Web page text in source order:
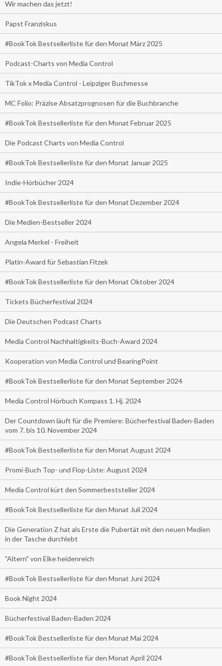
Wir machen das jetzt!
Papst Franziskus
#BookTok Bestsellerliste für den Monat März 2025
Podcast-Charts von Media Control
TikTok x Media Control - Leipziger Buchmesse
MC Folio: Präzise Absatzprognosen für die Buchbranche
#BookTok Bestsellerliste für den Monat Februar 2025
Die Podcast Charts von Media Control
#BookTok Bestsellerliste für den Monat Januar 2025
Indie-Hörbücher 2024
#BookTok Bestsellerliste für den Monat Dezember 2024
Die Medien-Bestseller 2024
Angela Merkel - Freiheit
Platin-Award für Sebastian Fitzek
#BookTok Bestsellerliste für den Monat Oktober 2024
Tickets Bücherfestival 2024
Die Deutschen Podcast Charts
Media Control Nachhaltigkeits-Buch-Award 2024
Kooperation von Media Control und BearingPoint
#BookTok Bestsellerliste für den Monat September 2024
Media Control Hörbuch Kompass 1. Hj. 2024
Der Countdown läuft für die Premiere: Bücherfestival Baden-Baden
vom 7. bis 10. November 2024
#BookTok Bestsellerliste für den Monat August 2024
Promi-Buch Top- und Flop-Liste: August 2024
Media Control kürt den Sommerbeststeller 2024
#BookTok Bestsellerliste für den Monat Juli 2024
Die Generation Z hat als Erste die Pubertät mit den neuen Medien
in der Tasche durchlebt
"Altern" von Elke heidenreich
#BookTok Bestsellerliste für den Monat Juni 2024
Book Night 2024
Bücherfestival Baden-Baden 2024
#BookTok Bestsellerliste für den Monat Mai 2024
#BookTok Bestsellerliste für den Monat April 2024